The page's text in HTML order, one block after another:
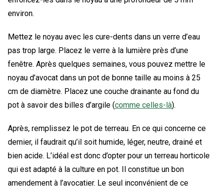
environ.
Mettez le noyau avec les cure-dents dans un verre d’eau
pas trop large. Placez le verre à la lumière près d’une
fenêtre. Après quelques semaines, vous pouvez mettre le
noyau d’avocat dans un pot de bonne taille au moins à 25
cm de diamètre. Placez une couche drainante au fond du
pot à savoir des billes d’argile (comme celles-là).
Après, remplissez le pot de terreau. En ce qui concerne ce
dernier, il faudrait qu’il soit humide, léger, neutre, drainé et
bien acide. L’idéal est donc d’opter pour un terreau horticole
qui est adapté à la culture en pot. Il constitue un bon
amendement à l’avocatier. Le seul inconvénient de ce